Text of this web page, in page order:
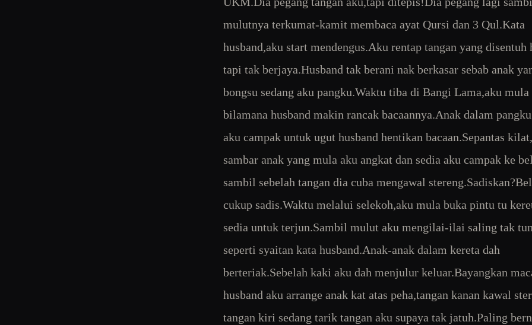
mulutnya terkumat-kamit membaca ayat Qursi dan 3 Qul.Kata
husband,aku start mendengus.Aku rentap tangan yang disentuh
tapi tak berjaya.Husband tak berani nak berkasar sebab anak
bongsu sedang aku pangku.Waktu tiba di Bangi Lama,aku mula
bilamana husband makin rancak bacaannya.Anak dalam
aku campak untuk ugut husband hentikan bacaan.Sepantas
sambar anak yang mula aku angkat dan sedia aku campak ke
sambil sebelah tangan dia cuba mengawal
cukup sadis.Waktu melalui selekoh,aku mula buka pintu tu
sedia untuk terjun.Sambil mulut aku mengilai-ilai saling tak
seperti syaitan kata husband.Anak-anak dalam kereta dah
berteriak.Sebelah kaki aku dah menjulur keluar.Bayangkan
husband aku arrange anak kat atas peha,tangan kanan kawal
tangan kiri sedang tarik tangan aku supaya tak jatuh.Paling